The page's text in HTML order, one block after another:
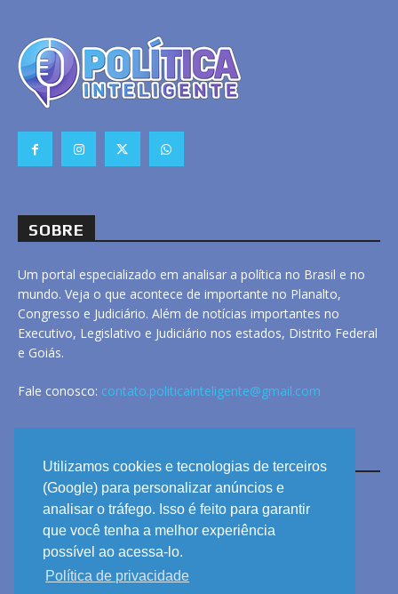
Utilizamos cookies e tecnologias de terceiros
(Google) para personalizar anúncios e
analisar o tráfego. Isso é feito para garantir
que você tenha a melhor experiência
possível ao acessa-lo.
Política de privacidade
SOBRE
Um portal especializado em analisar a política no Brasil e no
mundo. Veja o que acontece de importante no Planalto,
Congresso e Judiciário. Além de notícias importantes no
Executivo, Legislativo e Judiciário nos estados, Distrito Federal
e Goiás.
Fale conosco: contato.politicainteligente@gmail.com
LINKS
ANUNCIE
PRIVACIDADE
CONTATO